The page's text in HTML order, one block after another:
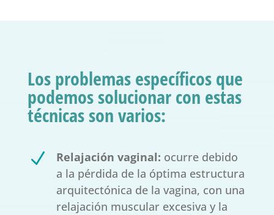
Los problemas específicos que
podemos solucionar con estas
técnicas son varios:
N Relajación vaginal: ocurre debido
a la pérdida de la óptima estructura
arquitectónica de la vagina, con una
relajación muscular excesiva y la